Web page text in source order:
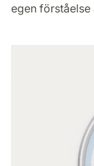
egen förståelse